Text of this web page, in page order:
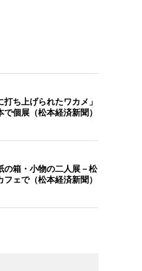
ち上げられたワカメ」
で個展（松本経済新聞）
の箱・小物の二人展－松
ェで（松本経済新聞）